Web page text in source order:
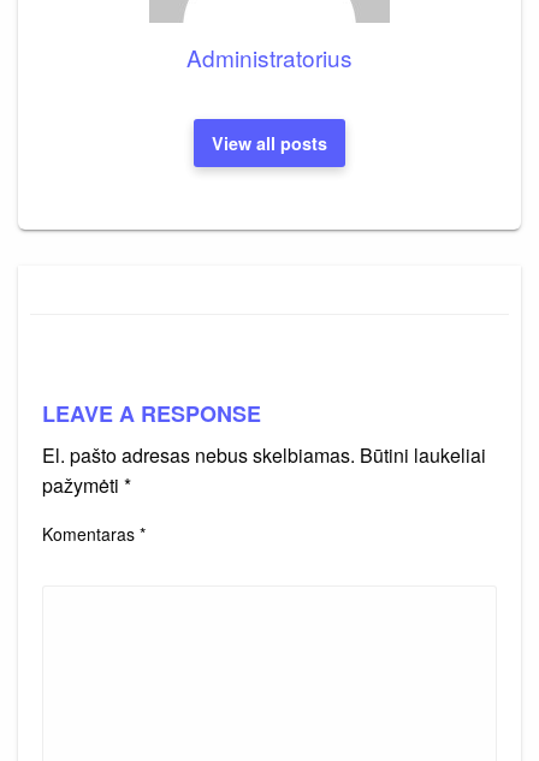
Administratorius
View all posts
LEAVE A RESPONSE
El. pašto adresas nebus skelbiamas. Būtini laukeliai
pažymėti *
Komentaras *